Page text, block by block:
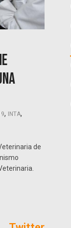
, INTA,
de